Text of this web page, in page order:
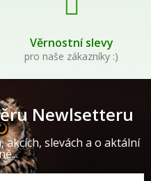
Věrnostní slevy
pro naše zákazníky :)
Newlsetteru
slevách a o aktální